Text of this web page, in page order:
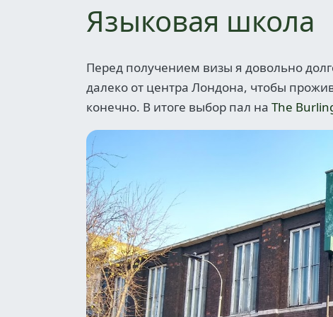
Языковая школа
Перед получением визы я довольно
далеко от центра Лондона, чтобы
конечно. В итоге выбор пал на The